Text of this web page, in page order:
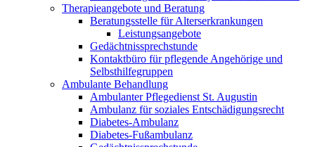
Therapieangebote und Beratung
Beratungsstelle für Alterserkrankungen
Leistungsangebote
Gedächtnissprechstunde
Kontaktbüro für pflegende Angehörige und
Selbsthilfegruppen
Ambulante Behandlung
Ambulanter Pflegedienst St. Augustin
Ambulanz für soziales Entschädigungsrecht
Diabetes-Ambulanz
Diabetes-Fußambulanz